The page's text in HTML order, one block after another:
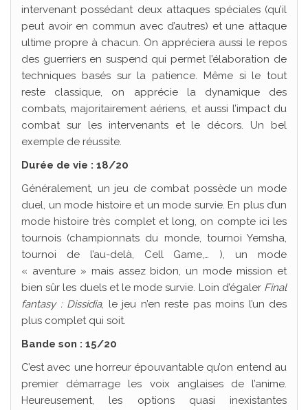
intervenant possédant deux attaques spéciales (qu’il
peut avoir en commun avec d’autres) et une attaque
ultime propre à chacun. On appréciera aussi le repos
des guerriers en suspend qui permet l’élaboration de
techniques basés sur la patience. Même si le tout
reste classique, on apprécie la dynamique des
combats, majoritairement aériens, et aussi l’impact du
combat sur les intervenants et le décors. Un bel
exemple de réussite.
Durée de vie : 18/20
Généralement, un jeu de combat possède un mode
duel, un mode histoire et un mode survie. En plus d’un
mode histoire très complet et long, on compte ici les
tournois (championnats du monde, tournoi Yemsha,
tournoi de l’au-delà, Cell Game,… ), un mode
« aventure » mais assez bidon, un mode mission et
bien sûr les duels et le mode survie. Loin d’égaler Final
fantasy : Dissidia, le jeu n’en reste pas moins l’un des
plus complet qui soit.
Bande son : 15/20
C’est avec une horreur épouvantable qu’on entend au
premier démarrage les voix anglaises de l’anime.
Heureusement, les options quasi inexistantes